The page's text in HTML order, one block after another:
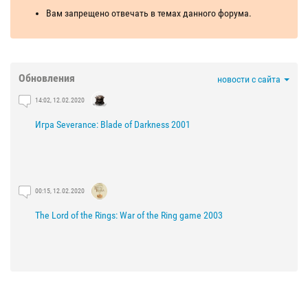
Вам запрещено отвечать в темах данного форума.
Обновления новости с сайта
14:02, 12.02.2020
Игра Severance: Blade of Darkness 2001
00:15, 12.02.2020
The Lord of the Rings: War of the Ring game 2003